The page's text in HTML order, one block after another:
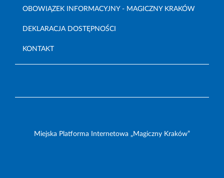
OBOWIĄZEK INFORMACYJNY - MAGICZNY KRAKÓW
DEKLARACJA DOSTĘPNOŚCI
KONTAKT
Miejska Platforma Internetowa „Magiczny Kraków”